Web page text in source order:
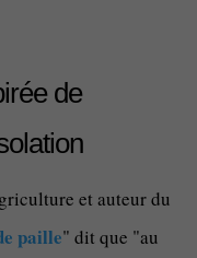
de
et auteur du
paille" dit que "au